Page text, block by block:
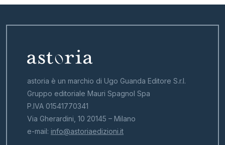
astoria è un marchio di Ugo Guanda Editore S.r.l.
Gruppo editoriale Mauri Spagnol Spa
P.IVA 01541770341
Via Gherardini, 10 20145 – Milano
e-mail: info@astoriaedizioni.it